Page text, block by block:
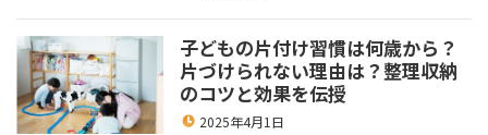
子どもの片付け習慣は何歳から？
片づけられない理由は？整理収納
のコツと効果を伝授
2025年4月1日